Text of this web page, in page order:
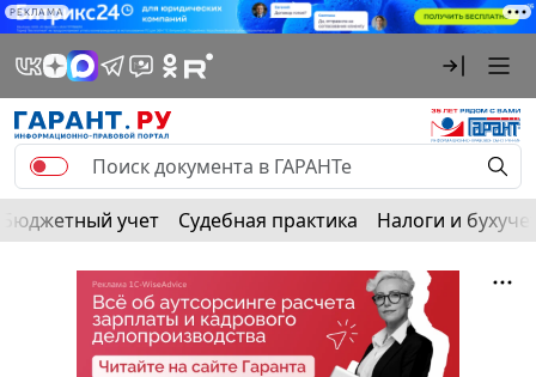
РЕКЛАМА
Бюджетный учет Судебная практика Налоги и